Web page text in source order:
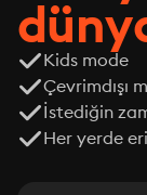
Kids mode
Çevrimdışı
İstediğin
Her yerde